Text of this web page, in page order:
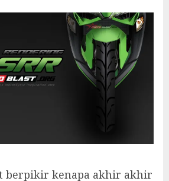
berpikir kenapa akhir akhir